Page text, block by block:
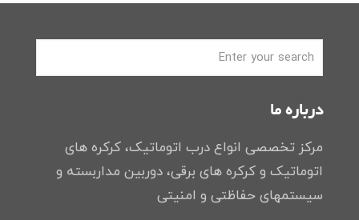
درباره ما
مرکز تخصصی انواع درب اتوماتیک، کرکره های
اتوماتیک و کرکره های برقی، دوربین مداربسته و
سیستمهای حفاظتی و امنیتی